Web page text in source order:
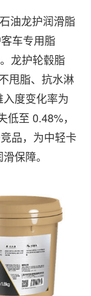
油龙护润滑脂
车专用脂
龙护轮毂脂
甩脂、抗水淋
度变化率为
至 0.48%，
品，为中轻卡
保障。